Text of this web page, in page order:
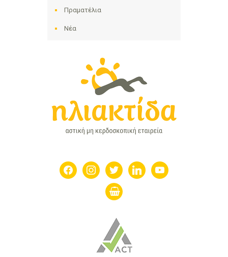
Πραματέλια
Νέα
facebookinstagramtwitter linkedin youtube
shopping-
basket